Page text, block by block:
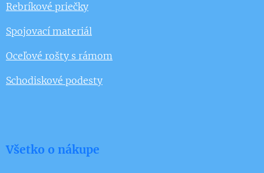
Rebríkové priečky
Spojovací materiál
Oceľové rošty s rámom
Schodiskové podesty
Všetko o nákupe